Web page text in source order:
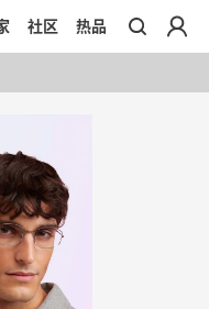
社区 热品